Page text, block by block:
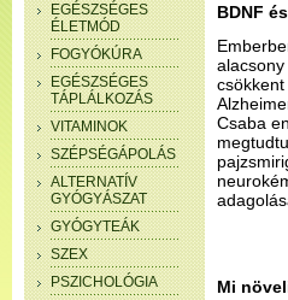
EGÉSZSÉGES
ÉLETMÓD
FOGYÓKÚRA
EGÉSZSÉGES
TÁPLÁLKOZÁS
VITAMINOK
SZÉPSÉGÁPOLÁS
ALTERNATÍV
GYÓGYÁSZAT
GYÓGYTEÁK
SZEX
PSZICHOLÓGIA
BDNF
Csaba
Mi